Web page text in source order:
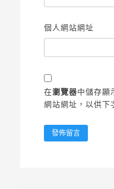
個人網站網址
在瀏覽器中儲存顯
網站網址，以供下